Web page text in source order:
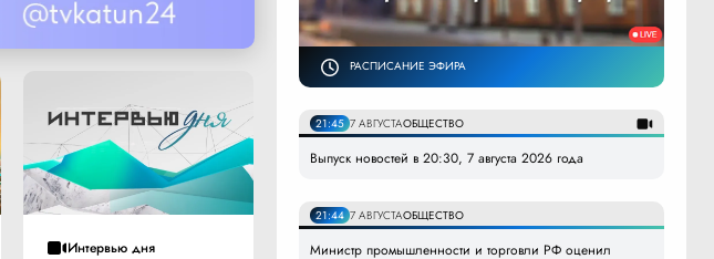
Интервью дня
РАСПИСАНИЕ ЭФИРА
21:45 7 АВГУСТАОБЩЕСТВО
Выпуск новостей в 20:30, 7 августа 2026 года
21:44 7 АВГУСТАОБЩЕСТВО
Министр промышленности и торговли РФ оценил